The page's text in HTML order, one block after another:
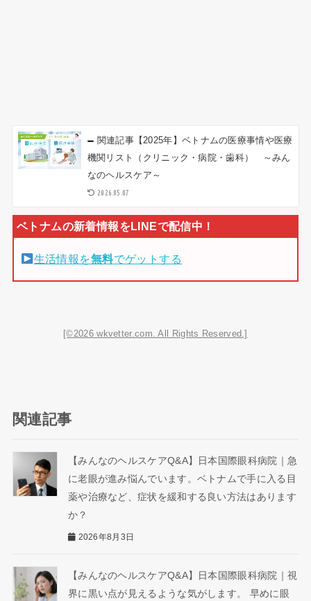
関連記事【2025年】ベトナムの医療事情や医療
機関リスト（クリニック・病院・歯科） ～みん
なのヘルスケア～
2026.05.07
生活情報を無料でゲットする
[©2026 wkvetter.com. All Rights Reserved.]
関連記事
【みんなのヘルスケアQ&A】日本国際眼科病院｜急
に老眼が進み悩んでいます。ベトナムで手に入る目
薬や治療など、症状を緩和する良い方法はあります
か？
2026年8月3日
【みんなのヘルスケアQ&A】日本国際眼科病院｜視
界に黒い点が見えるような気がします。 早めに眼